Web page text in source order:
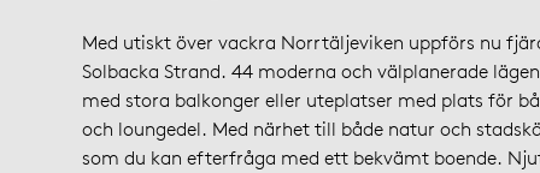
Med utiskt över vackra Norrtäljeviken uppförs nu
Solbacka Strand. 44 moderna och välplanerade
med stora balkonger eller uteplatser med plats för
och loungedel. Med närhet till både natur och
som du kan efterfråga med ett bekvämt boende.